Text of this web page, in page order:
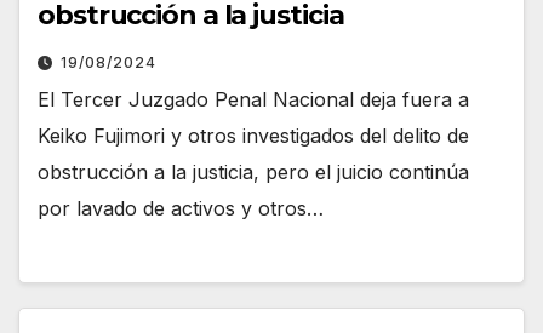
obstrucción a la justicia
19/08/2024
El Tercer Juzgado Penal Nacional deja fuera a
Keiko Fujimori y otros investigados del delito de
obstrucción a la justicia, pero el juicio continúa
por lavado de activos y otros…